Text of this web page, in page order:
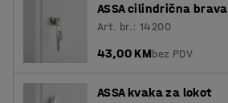
ASSA cilindrična brava
Art. br.: 14200
43,00 KMbez PDV
ASSA kvaka za lokot